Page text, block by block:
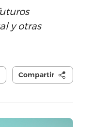
y otras
Compartir